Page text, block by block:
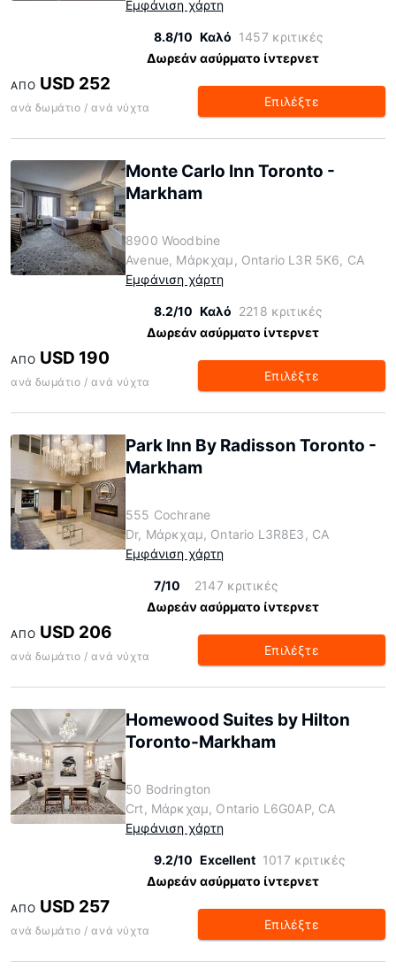
Εμφάνιση χάρτη
8.8/10 Καλό 1457 κριτικές
Δωρεάν ασύρματο ίντερνετ
ΑΠΌ USD 252
ανά δωμάτιο / ανά νύχτα Επιλέξτε
Monte Carlo Inn Toronto -
Markham
8900 Woodbine
Avenue, Μάρκχαμ, Ontario L3R 5K6, CA
Εμφάνιση χάρτη
8.2/10 Καλό 2218 κριτικές
Δωρεάν ασύρματο ίντερνετ
ΑΠΌ USD 190
ανά δωμάτιο / ανά νύχτα Επιλέξτε
Park Inn By Radisson Toronto -
Markham
555 Cochrane
Dr, Μάρκχαμ, Ontario L3R8E3, CA
Εμφάνιση χάρτη
7/10
2147 κριτικές
Δωρεάν ασύρματο ίντερνετ
ΑΠΌ USD 206
ανά δωμάτιο / ανά νύχτα Επιλέξτε
Homewood Suites by Hilton
Toronto-Markham
50 Bodrington
Crt, Μάρκχαμ, Ontario L6G0AP, CA
Εμφάνιση χάρτη
9.2/10 Excellent 1017 κριτικές
Δωρεάν ασύρματο ίντερνετ
ΑΠΌ USD 257
ανά δωμάτιο / ανά νύχτα Επιλέξτε